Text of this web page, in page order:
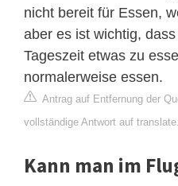
nicht bereit für Essen,
aber es ist wichtig,
Tageszeit etwas zu
normalerweise essen.
Antrag auf Entfernung der
vollständige Antwort auf
Kann man im